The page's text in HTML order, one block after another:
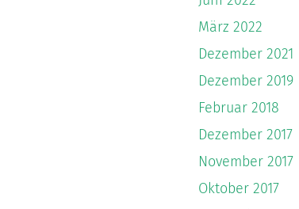
März 2022
Dezember 2021
Dezember 2019
Februar 2018
Dezember 2017
November 2017
Oktober 2017